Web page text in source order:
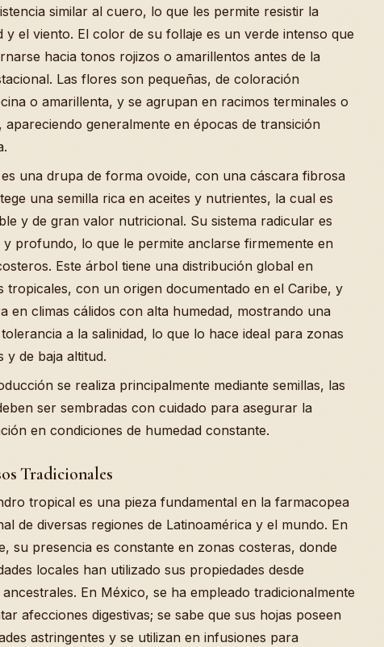
similar al cuero, lo que les permite resistir la
y el viento. El color de su follaje es un verde intenso que
hacia tonos rojizos o amarillentos antes de la
Las flores son pequeñas, de coloración
o amarillenta, y se agrupan en racimos terminales o
apareciendo generalmente en épocas de transición
una drupa de forma ovoide, con una cáscara fibrosa
una semilla rica en aceites y nutrientes, la cual es
y de gran valor nutricional. Su sistema radicular es
profundo, lo que le permite anclarse firmemente en
Este árbol tiene una distribución global en
tropicales, con un origen documentado en el Caribe, y
en climas cálidos con alta humedad, mostrando una
a la salinidad, lo que lo hace ideal para zonas
y de baja altitud.
se realiza principalmente mediante semillas, las
ser sembradas con cuidado para asegurar la
en condiciones de humedad constante.
Tradicionales
tropical es una pieza fundamental en la farmacopea
de diversas regiones de Latinoamérica y el mundo. En
su presencia es constante en zonas costeras, donde
locales han utilizado sus propiedades desde
En México, se ha empleado tradicionalmente
afecciones digestivas; se sabe que sus hojas poseen
astringentes y se utilizan en infusiones para